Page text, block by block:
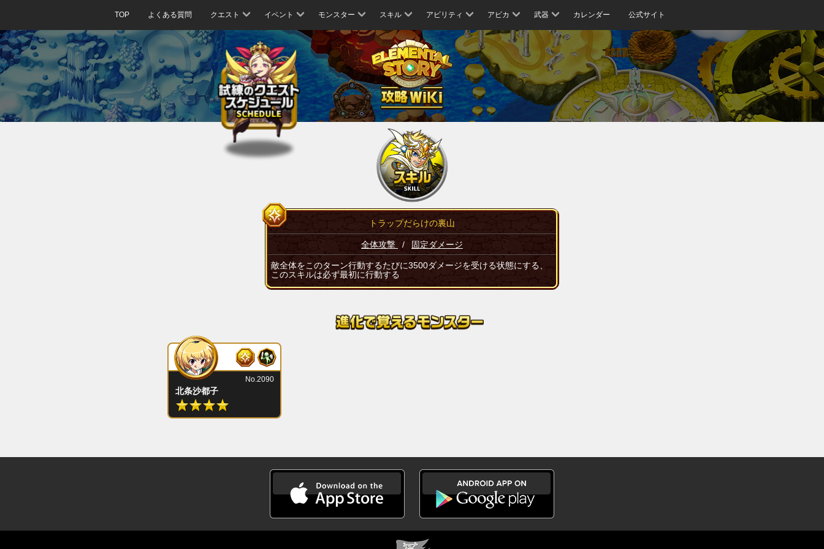
TOP よくある質問 クエスト イベント モンスター スキル アビリティ アビカ 武器 カレンダー 公式サイト
トラップだらけの裏山
全体攻撃 / 固定ダメージ
敵全体をこのターン行動するたびに3500ダメージを受ける状態にする、
このスキルは必ず最初に行動する
北条沙都子
No.2090